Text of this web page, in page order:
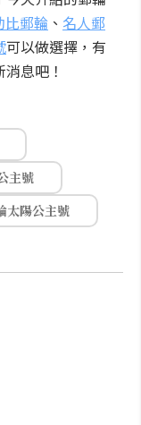
比郵輪 、 名人郵
可以做選擇，有
息吧！
主號
太陽公主號